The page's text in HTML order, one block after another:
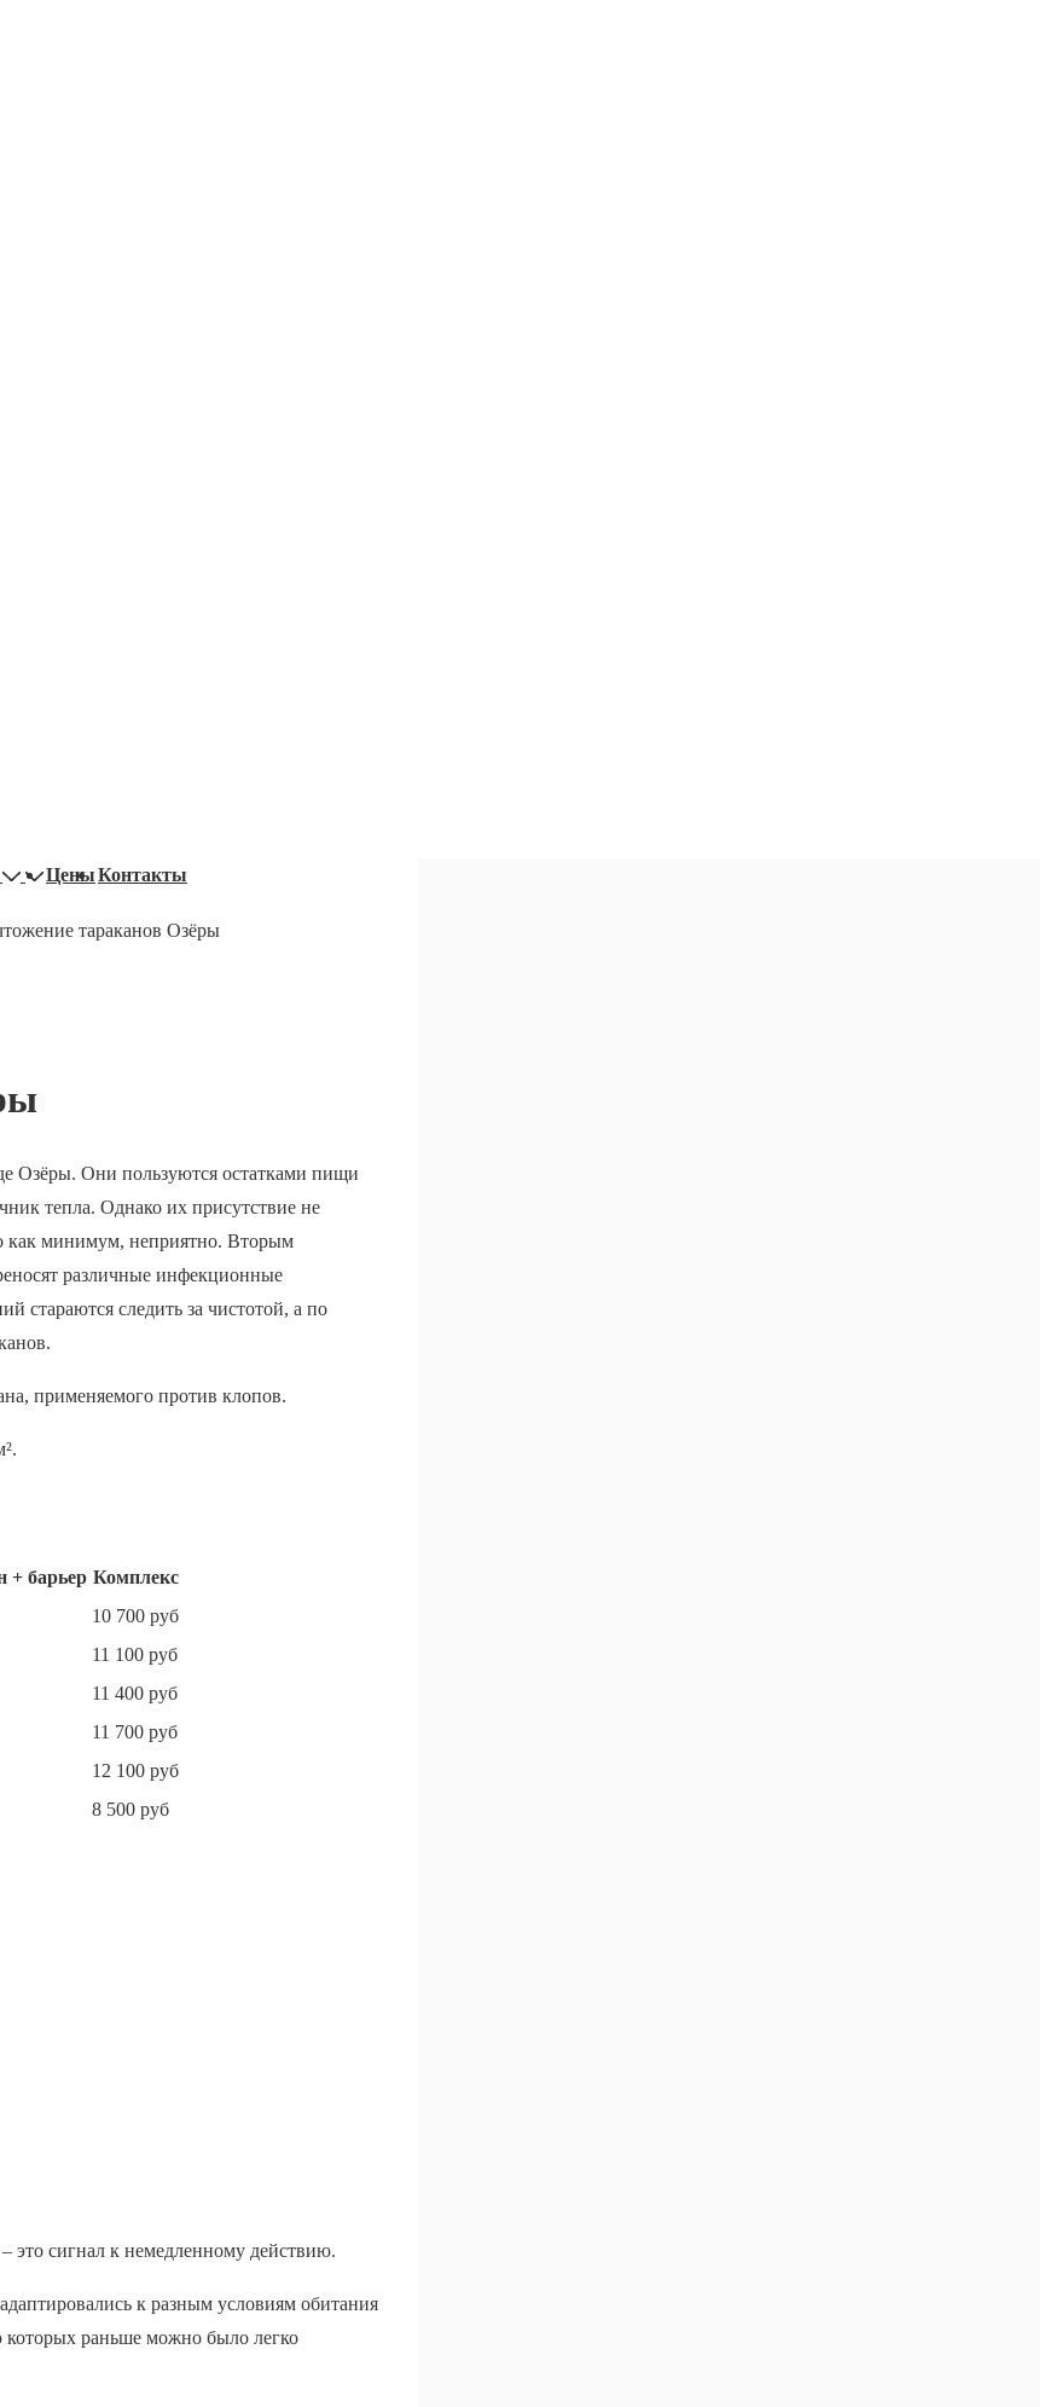
ЦеныКонтакты
тараканов Озёры
Озёры. Они пользуются остатками пищи
тепла. Однако их присутствие не
как минимум, неприятно. Вторым
различные инфекционные
стараются следить за чистотой, а по
применяемого против клопов.
+ барьер Комплекс
10 700 руб
11 100 руб
11 400 руб
11 700 руб
12 100 руб
8 500 руб
это сигнал к немедленному действию.
к разным условиям обитания
раньше можно было легко